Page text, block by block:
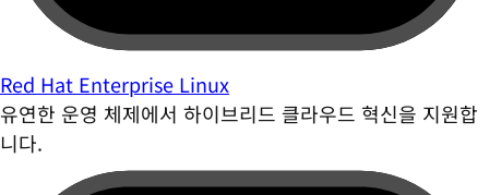
Red Hat Enterprise Linux
유연한 운영 체제에서 하이브리드 클라우드 혁신을 지원합
니다.